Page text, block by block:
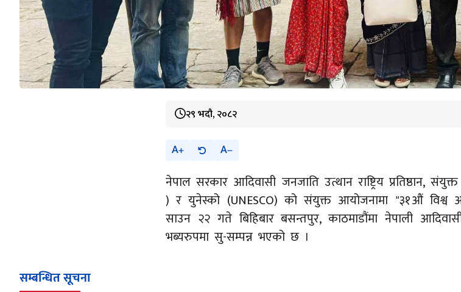
२९ भदौ, २०८२
A A
नेपाल सरकार आदिवासी जनजाति उत्थान राष्ट्रिय प्रतिष्ठान,
) र युनेस्को (UNESCO) को संयुक्त आयोजनामा "३१औं विश्व
साउन २२ गते बिहिबार बसन्तपुर, काठमाडौंमा नेपाली आदिवासी
भब्यरुपमा सु-सम्पन्न भएको छ ।
सम्बन्धित सूचना